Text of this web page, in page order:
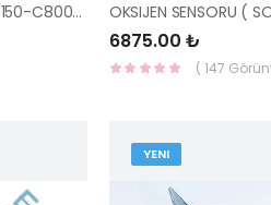
AKU TABLASI İ20 2014-2020 37150-C8000-HMC
6875.00 ₺
( 147
YENI